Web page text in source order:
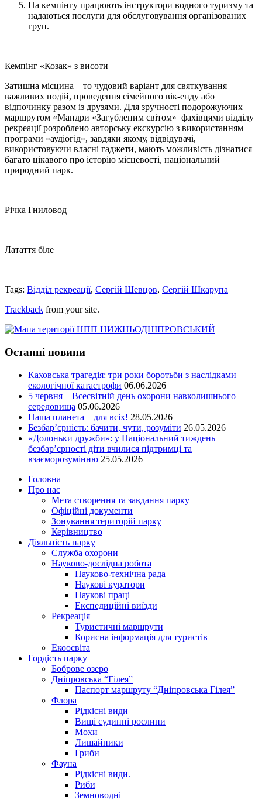
На кемпінгу працюють інструктори водного туризму та
надаються послуги для обслуговування організованих
груп.
Кемпінг «Козак» з висоти
Затишна місцина – то чудовий варіант для святкування
важливих подій, проведення сімейного вік-енду або
відпочинку разом із друзями. Для зручності подорожуючих
маршрутом «Мандри «Загубленим світом» фахівцями відділу
рекреації розроблено авторську екскурсію з використанням
програми «аудіогід», завдяки якому, відвідувачі,
використовуючи власні гаджети, мають можливість дізнатися
багато цікавого про історію місцевості, національний
природний парк.
Річка Гниловод
Латаття біле
Tags: Відділ рекреації, Сергій Шевцов, Сергій Шкарупа
Trackback from your site.
Останні новини
Каховська трагедія: три роки боротьби з наслідками
екологічної катастрофи 06.06.2026
5 червня – Всесвітній день охорони навколишнього
середовища 05.06.2026
Наша планета – для всіх! 28.05.2026
Безбар’єрність: бачити, чути, розуміти 26.05.2026
«Долоньки дружби»: у Національний тиждень
безбар’єрності діти вчилися підтримці та
взаєморозумінню 25.05.2026
Головна
Про нас
Мета створення та завдання парку
Офіційні документи
Зонування територій парку
Керівництво
Діяльність парку
Служба охорони
Науково-дослідна робота
Науково-технічна рада
Наукові куратори
Наукові праці
Експедиційні виїзди
Рекреація
Туристичні маршрути
Корисна інформація для туристів
Екоосвіта
Гордість парку
Боброве озеро
Дніпровська “Гілея”
Паспорт маршруту “Дніпровська Гілея”
Флора
Рідкісні види
Вищі судинні рослини
Мохи
Лишайники
Гриби
Фауна
Рідкісні види.
Риби
Земноводні